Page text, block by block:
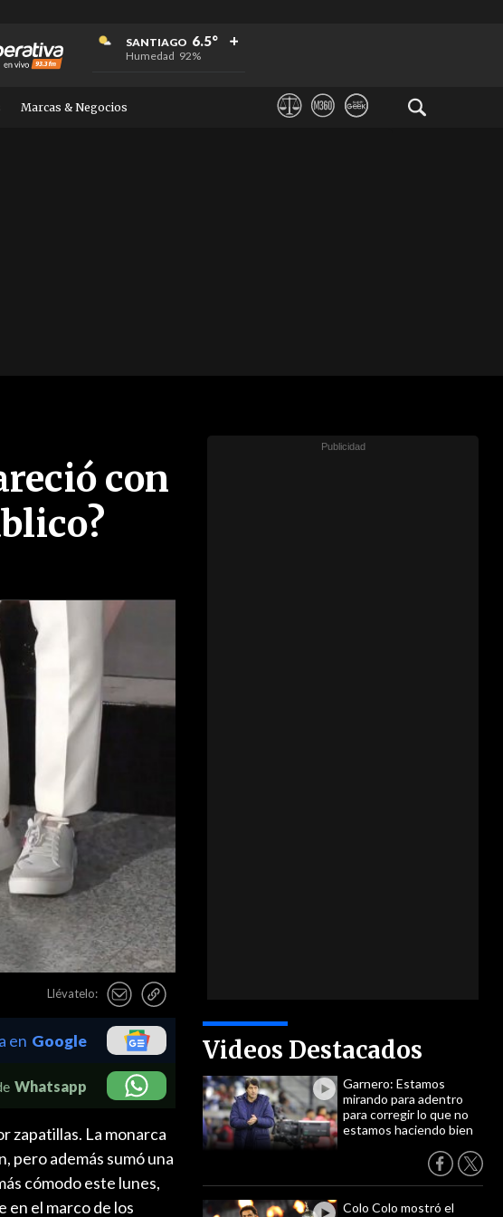
SANTIAGO 6.5°
Humedad 92%
+
+
+
Marcas & Negocios
con
Llévatelo:
Videos Destacados
Garnero: Estamos
mirando para adentro
para corregir lo que no
estamos haciendo bien
Colo Colo mostró el
en Google
Whatsapp
zapatillas. La monarca
pero además sumó una
cómodo este lunes,
el marco de los